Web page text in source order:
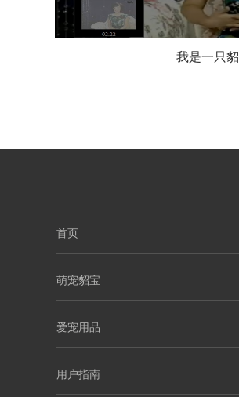
我是一只貂
首页
萌宠貂宝
爱宠用品
用户指南